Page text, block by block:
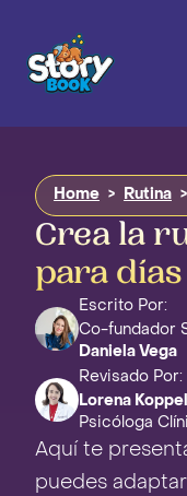
Home > Rutina >
Crea la
para
Escrito Por:
Co-fundador
Daniela Vega
Revisado Por:
Lorena Koppel
Psicóloga
Aquí te
puedes